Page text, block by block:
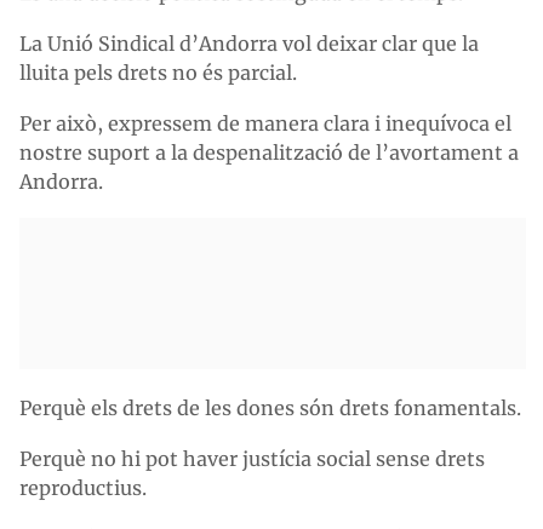
La Unió Sindical d’Andorra vol deixar clar que la
lluita pels drets no és parcial.
Per això, expressem de manera clara i inequívoca el
nostre suport a la despenalització de l’avortament a
Andorra.
Perquè els drets de les dones són drets fonamentals.
Perquè no hi pot haver justícia social sense drets
reproductius.